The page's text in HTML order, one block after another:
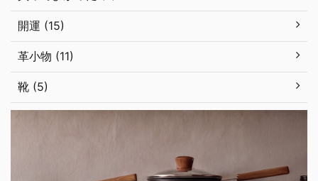
開運 (15)
革小物 (11)
靴 (5)